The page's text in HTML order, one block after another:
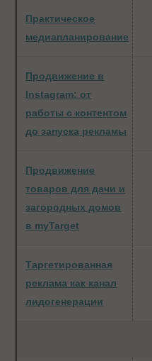
Практическое
медиапланирование
Продвижение в
Instagram: от
работы с контентом
до запуска рекламы
Продвижение
товаров для дачи и
загородных домов
в myTarget
Таргетированная
реклама как канал
лидогенерации